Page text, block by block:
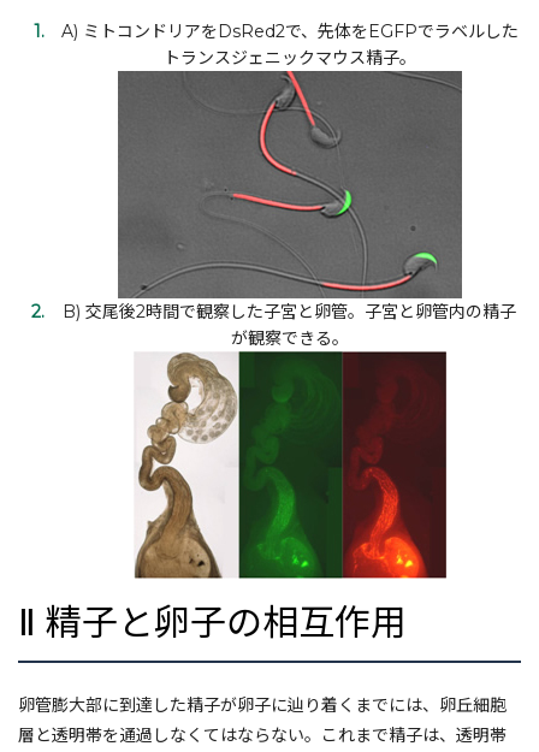
A) ミトコンドリアをDsRed2で、先体をEGFPでラベルした
トランスジェニックマウス精子。
B) 交尾後2時間で観察した子宮と卵管。子宮と卵管内の精子
が観察できる。
Ⅱ 精子と卵子の相互作用
卵管膨大部に到達した精子が卵子に辿り着くまでには、卵丘細胞
層と透明帯を通過しなくてはならない。これまで精子は、透明帯